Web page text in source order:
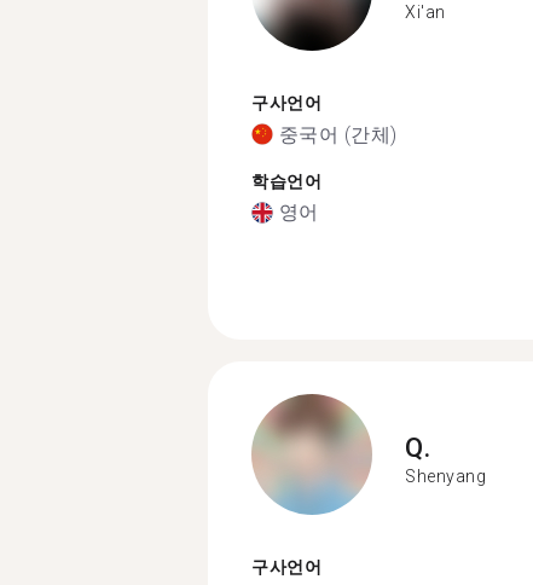
Xi'an
구사언어
중국어 (간체)
학습언어
영어
Q.
Shenyang
구사언어